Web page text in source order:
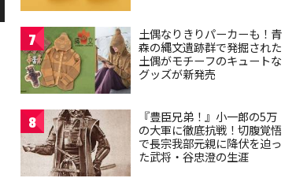
7
土偶なりきりパーカーも！青
森の縄文遺跡群で発掘された
土偶がモチーフのキュートな
グッズが新発売
8
『豊臣兄弟！』小一郎の5万
の大軍に徹底抗戦！切腹覚悟
で長宗我部元親に降伏を迫っ
た武将・谷忠澄の生涯